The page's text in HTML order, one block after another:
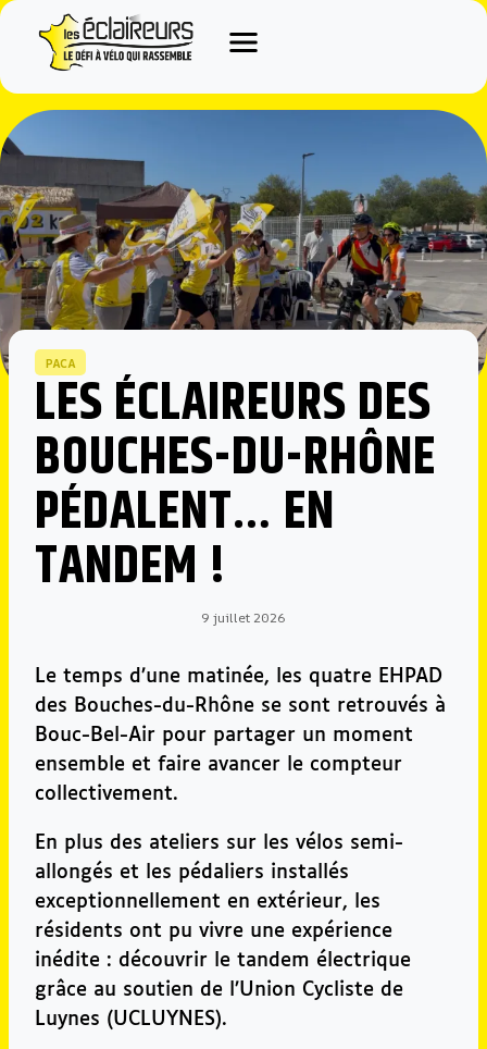
Aller
contenu
PACA
LES ÉCLAIREURS DES
BOUCHES-DU-RHÔNE
PÉDALENT… EN
TANDEM !
Par
9 juillet 2026
Le temps d’une matinée, les quatre EHPAD
des Bouches-du-Rhône se sont retrouvés à
Bouc-Bel-Air pour partager un moment
ensemble et faire avancer le compteur
collectivement.
En plus des ateliers sur les vélos semi-
allongés et les pédaliers installés
exceptionnellement en extérieur, les
résidents ont pu vivre une expérience
inédite : découvrir le tandem électrique
grâce au soutien de l’Union Cycliste de
Luynes (UCLUYNES).